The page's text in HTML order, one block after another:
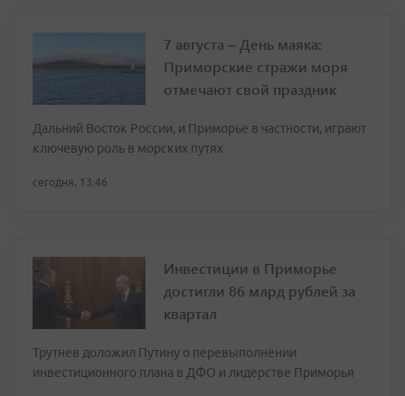
7 августа – День маяка:
Приморские стражи моря
отмечают свой праздник
Дальний Восток России, и Приморье в частности, играют
ключевую роль в морских путях
сегодня, 13:46
Инвестиции в Приморье
достигли 86 млрд рублей за
квартал
Трутнев доложил Путину о перевыполнении
инвестиционного плана в ДФО и лидерстве Приморья